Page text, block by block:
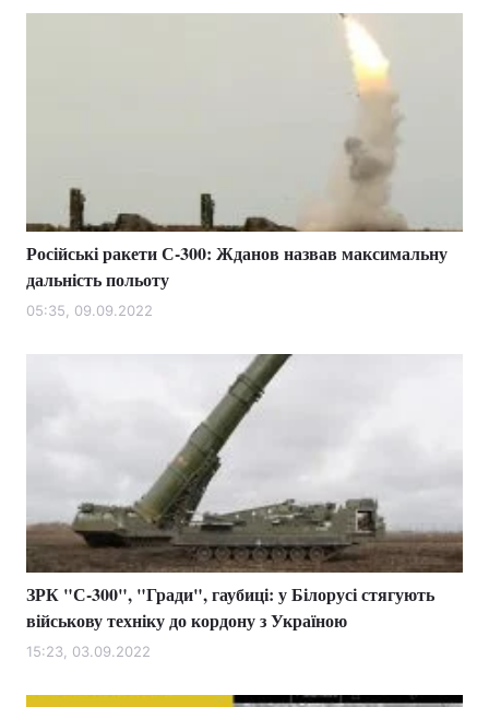
Лонгріди
Контакти
Послуги
Тема оформлення
Російські ракети С-300: Жданов назвав максимальну
дальність польоту
05:35, 09.09.2022
ЗРК "С-300", "Гради", гаубиці: у Білорусі стягують
військову техніку до кордону з Україною
15:23, 03.09.2022